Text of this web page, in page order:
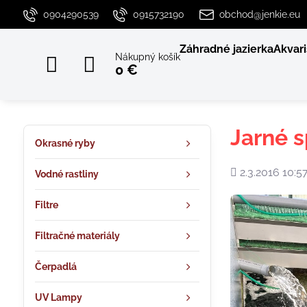
0904290539 0915732190 obchod@jenkie.eu
Nákupný košík
0 €
Záhradné jazierka
Jarné
Pridané
2.3.2016
Okrasné ryby
Vodné rastliny
Filtre
Filtračné materiály
Čerpadlá
UV Lampy